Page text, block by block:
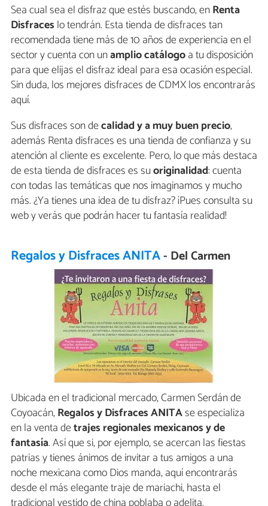
Sea cual sea el disfraz que estés buscando, enRenta
Disfraces lo tendrán. Esta tienda de disfraces tan
recomendada tiene más de 10 años de experiencia en el
sector y cuenta con unamplio catálogoa tu disposición
para que elijas el disfraz ideal para esa ocasión especial.
Sin duda, los mejores disfraces de CDMX los encontrarás
aquí.
Sus disfraces son decalidad y a muy buen precio,
además Renta disfraces es una tienda de confianza y su
atención al cliente es excelente. Pero, lo que más destaca
de esta tienda de disfraces es suoriginalidad: cuenta
con todas las temáticas que nos imaginamos y mucho
más. ¿Ya tienes una idea de tu disfraz? ¡Pues consulta su
web y verás que podrán hacer tu fantasía realidad!
Regalos y Disfraces ANITA- Del Carmen
Ubicada en el tradicional mercado, Carmen Serdán de
Coyoacán,Regalos y Disfraces ANITAse especializa
en la venta detrajes regionales mexicanos y de
fantasía. Así que si, por ejemplo, se acercan las fiestas
patrias y tienes ánimos de invitar a tus amigos a una
noche mexicana como Dios manda, aquí encontrarás
desde el más elegante traje de mariachi, hasta el